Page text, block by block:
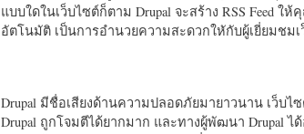
แบบใดในเว็บไซต์ก็ตาม Drupal จะสร้าง RSS Feed ให้
อัตโนมัติ เป็นการอำนวยความสะดวกใหักับผู้เยี่ยมชม
Drupal มีชื่อเสียงด้านความปลอดภัยมายาวนาน เว็บไ
Drupal ถูกโจมตีได้ยากมาก และทางผู้พัฒนา Drupal ไ